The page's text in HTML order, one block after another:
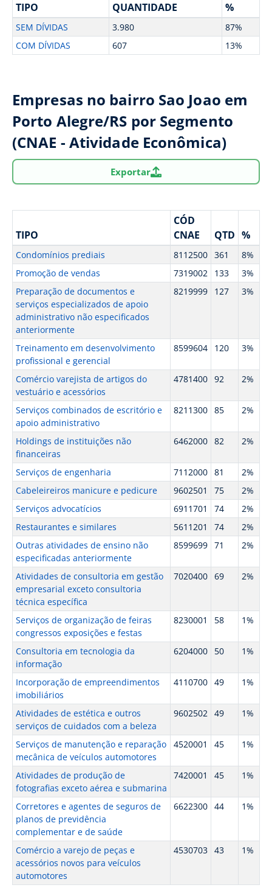
TIPO QUANTIDADE %
SEM DÍVIDAS 3.980
87%
COM DÍVIDAS
607 13%
Empresas no bairro Sao Joao em
Porto Alegre/RS por Segmento
(CNAE - Atividade Econômica)
Exportar
TIPO
CÓD
CNAE
QTD %
Condomínios prediais 8112500 361
8%
Promoção de vendas
7319002 133
3%
Preparação de documentos e
serviços especializados de apoio
administrativo não especificados
anteriormente
8219999 127 3%
Treinamento em desenvolvimento
profissional e gerencial
8599604 120 3%
Comércio varejista de artigos do
vestuário e acessórios
4781400 92 2%
Serviços combinados de escritório e
apoio administrativo
8211300 85 2%
Holdings de instituições não
financeiras
6462000 82 2%
Serviços de engenharia 7112000 81
2%
Cabeleireiros manicure e pedicure
9602501 75
2%
Serviços advocatícios
6911701 74
2%
Restaurantes e similares
5611201 74
2%
Outras atividades de ensino não
especificadas anteriormente
8599699 71 2%
Atividades de consultoria em gestão
empresarial exceto consultoria
técnica específica
7020400 69 2%
Serviços de organização de feiras
congressos exposições e festas
8230001 58 1%
Consultoria em tecnologia da
informação
6204000 50 1%
Incorporação de empreendimentos
imobiliários
4110700 49 1%
Atividades de estética e outros
serviços de cuidados com a beleza
9602502 49 1%
Serviços de manutenção e reparação
mecânica de veículos automotores
4520001 45 1%
Atividades de produção de
fotografias exceto aérea e submarina
7420001 45 1%
Corretores e agentes de seguros de
planos de previdência
complementar e de saúde
6622300 44 1%
Comércio a varejo de peças e
acessórios novos para veículos
automotores
4530703 43 1%